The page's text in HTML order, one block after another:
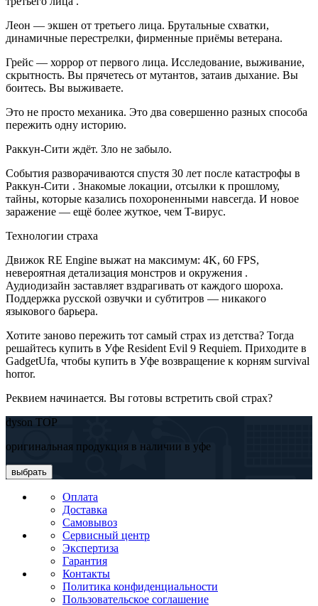
Леон — экшен от третьего лица. Брутальные схватки,
динамичные перестрелки, фирменные приёмы ветерана.
Грейс — хоррор от первого лица. Исследование, выживание,
скрытность. Вы прячетесь от мутантов, затаив дыхание. Вы
боитесь. Вы выживаете.
Это не просто механика. Это два совершенно разных способа
пережить одну историю.
Раккун-Сити ждёт. Зло не забыло.
События разворачиваются спустя 30 лет после катастрофы в
Раккун-Сити . Знакомые локации, отсылки к прошлому,
тайны, которые казались похороненными навсегда. И новое
заражение — ещё более жуткое, чем T-вирус.
Технологии страха
Движок RE Engine выжат на максимум: 4K, 60 FPS,
невероятная детализация монстров и окружения .
Аудиодизайн заставляет вздрагивать от каждого шороха.
Поддержка русской озвучки и субтитров — никакого
языкового барьера.
Хотите заново пережить тот самый страх из детства? Тогда
решайтесь купить в Уфе Resident Evil 9 Requiem. Приходите в
GadgetUfa, чтобы купить в Уфе возвращение к корням survival
horror.
Реквием начинается. Вы готовы встретить свой страх?
dyson TOP
оригинальная продукция в наличии в уфе
выбрать
Оплата
Доставка
Самовывоз
Сервисный центр
Экспертиза
Гарантия
Контакты
Политика конфиденциальности
Пользовательское соглашение